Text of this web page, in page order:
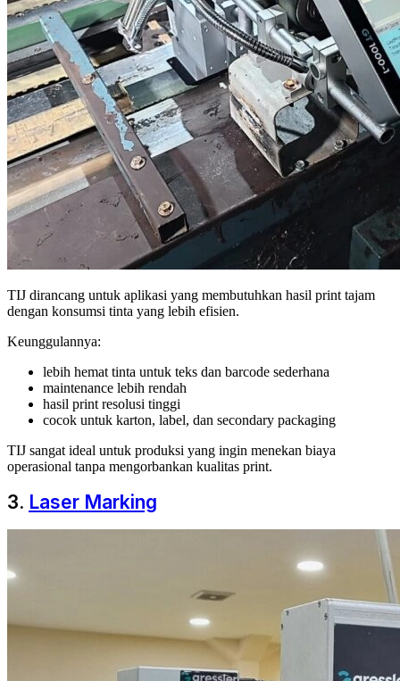
TIJ dirancang untuk aplikasi yang membutuhkan hasil print tajam
dengan konsumsi tinta yang lebih efisien.
Keunggulannya:
lebih hemat tinta untuk teks dan barcode sederhana
maintenance lebih rendah
hasil print resolusi tinggi
cocok untuk karton, label, dan secondary packaging
TIJ sangat ideal untuk produksi yang ingin menekan biaya
operasional tanpa mengorbankan kualitas print.
3. Laser Marking